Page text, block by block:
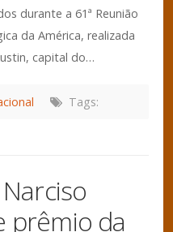
durante a 61ª Reunião
da América, realizada
capital do…
Tags:
prêmio da